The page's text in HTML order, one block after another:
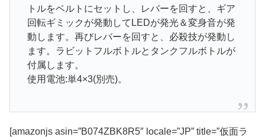
トルをベルトにセットし、レバーを回すと、ギア
回転ギミックが発動してLEDが発光＆変身音が発
動します。再びレバーを回すと、必殺技が発動し
ます。ラビットフルボトルとタンクフルボトルが
付属します。
使用電池:単4×3(別売)。
[amazonjs asin=”B074ZBK8R5″ locale=”JP” title=”仮面ラ